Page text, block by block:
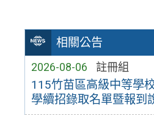
相關公告
2026-08-06 註冊組
115竹苗區高級中等學
學續招錄取名單暨報到